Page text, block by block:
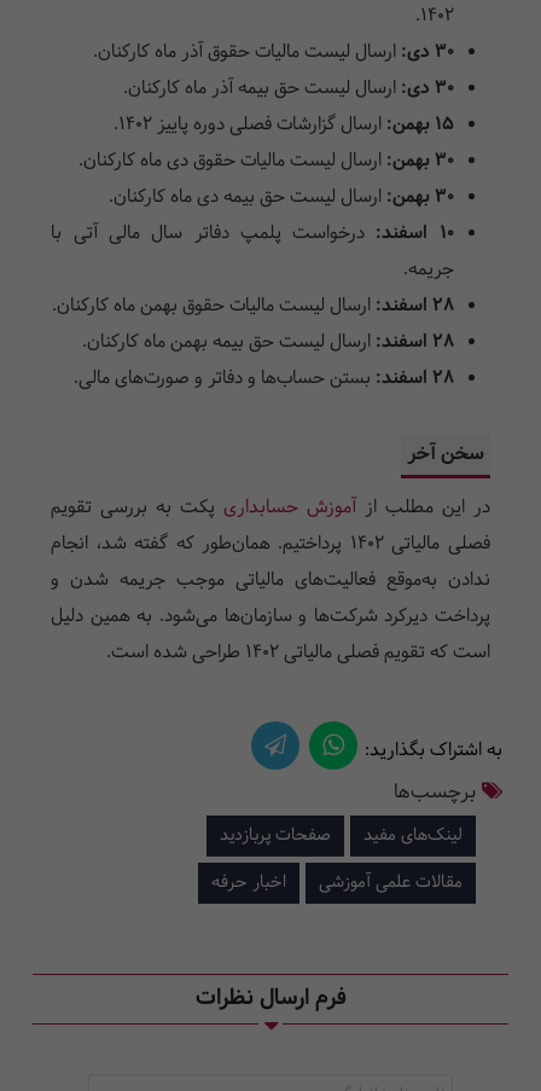
۱۴۰۲.
۳۰ دی:
ارسال لیست مالیات حقوق آذر ماه کارکنان.
۳۰ دی:
ارسال لیست حق بیمه آذر ماه کارکنان.
۱۵ بهمن:
ارسال گزارشات فصلی دوره پاییز ۱۴۰۲.
۳۰ بهمن:
ارسال لیست مالیات حقوق دی ماه کارکنان.
۳۰ بهمن:
ارسال لیست حق بیمه دی ماه کارکنان.
۱۰ اسفند:
درخواست پلمپ دفاتر سال مالی آتی با
جریمه.
۲۸ اسفند:
ارسال لیست مالیات حقوق بهمن ماه کارکنان.
۲۸ اسفند:
ارسال لیست حق بیمه بهمن ماه کارکنان.
۲۸ اسفند:
بستن حساب‌ها و دفاتر و صورت‌های مالی.
سخن آخر
در این مطلب ازآموزش حسابداریپکت به بررسی تقویم
فصلی مالیاتی ۱۴۰۲ پرداختیم. همان‌طور که گفته شد، انجام
ندادن به‌موقع فعالیت‌های مالیاتی موجب جریمه شدن و
پرداخت دیرکرد شرکت‌ها و سازمان‌ها می‌شود. به همین دلیل
است که تقویم فصلی مالیاتی ۱۴۰۲ طراحی شده است.
به اشتراک بگذارید:
برچسب‌ها
لینک‌های مفید
صفحات پربازدید
مقالات علمی آموزشی
اخبار حرفه
فرم ارسال نظرات